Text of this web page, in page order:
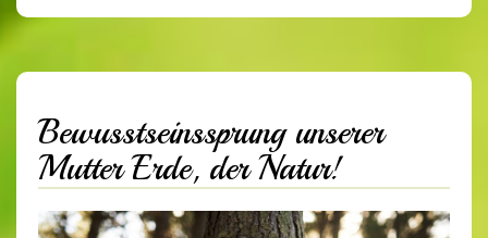
Bewusstseinssprung unserer
Mutter Erde, der Natur!